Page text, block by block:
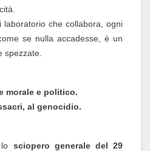
che collabora, ogni
se nulla accadesse, è un
spezzate.
morale e politico.
al genocidio.
sciopero generale del 29